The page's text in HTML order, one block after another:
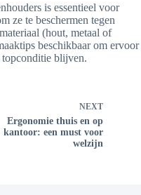
is essentieel voor
ze te beschermen tegen
(hout, metaal of
beschikbaar om ervoor
blijven.
NEXT
Ergonomie thuis en op
kantoor: een must voor
welzijn